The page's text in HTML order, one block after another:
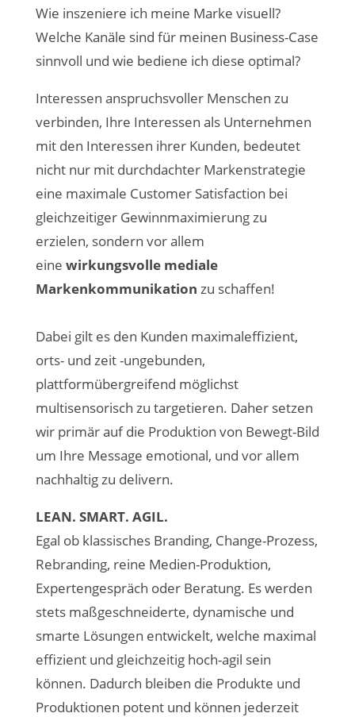
Wie inszeniere ich meine Marke visuell?
Welche Kanäle sind für meinen Business-Case
sinnvoll und wie bediene ich diese optimal?
Interessen anspruchsvoller Menschen zu
verbinden, Ihre Interessen als Unternehmen
mit den Interessen ihrer Kunden, bedeutet
nicht nur mit durchdachter Markenstrategie
eine maximale Customer Satisfaction bei
gleichzeitiger Gewinnmaximierung zu
erzielen, sondern vor allem
eine wirkungsvolle mediale
Markenkommunikation zu schaffen!
Dabei gilt es den Kunden maximaleffizient,
orts- und zeit -ungebunden,
plattformübergreifend möglichst
multisensorisch zu targetieren. Daher setzen
wir primär auf die Produktion von Bewegt-Bild
um Ihre Message emotional, und vor allem
nachhaltig zu delivern.
LEAN. SMART. AGIL.
Egal ob klassisches Branding, Change-Prozess,
Rebranding, reine Medien-Produktion,
Expertengespräch oder Beratung. Es werden
stets maßgeschneiderte, dynamische und
smarte Lösungen entwickelt, welche maximal
effizient und gleichzeitig hoch-agil sein
können. Dadurch bleiben die Produkte und
Produktionen potent und können jederzeit